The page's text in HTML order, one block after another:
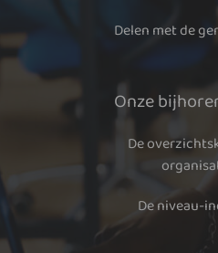
Delen met de
Onze
De
De niveau-